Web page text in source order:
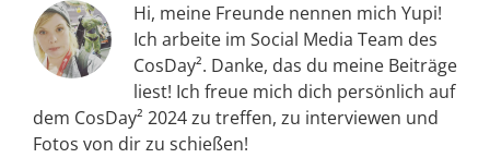
Hi, meine Freunde nennen mich Yupi!
Ich arbeite im Social Media Team des
CosDay². Danke, das du meine Beiträge
liest! Ich freue mich dich persönlich auf
dem CosDay² 2024 zu treffen, zu interviewen und
Fotos von dir zu schießen!